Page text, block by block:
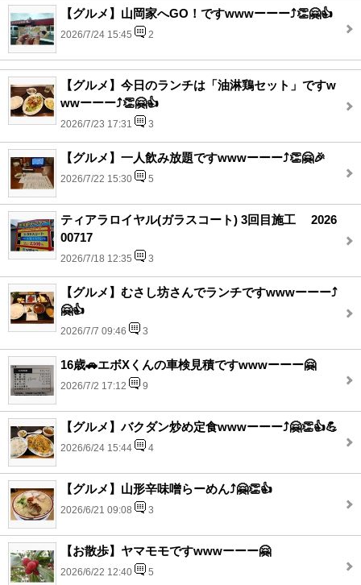
【グルメ】山岡家へGO！ですwwwーーー⤴️👏🤗👍
2026/7/24 15:45 2
【グルメ】今日のランチは「油淋鶏セット」ですw
wwーーー⤴️👏🤗👍
2026/7/23 17:31 3
【グルメ】一人飲み放題ですwwwーーー⤴️👏🤗🎉
2026/7/22 15:30 5
ティアラロイヤル(ガラスコート) 3回目施工 2026
00717
2026/7/18 12:35 3
【グルメ】むさし坊さんでランチですwwwーーー⤴️
🤗👍
2026/7/7 09:46 3
16歳🚗エボXくんの車検見積ですwwwーーー🤗
2026/7/2 17:12 9
【グルメ】バクダン炒め定食wwwーーー⤴️🤗👏👍💪
2026/6/24 15:44 4
【グルメ】山形辛味噌らーめん⤴️🤗👏👍
2026/6/21 09:08 3
【お散歩】ヤマモモですwwwーーー🤗
2026/6/22 12:40 5